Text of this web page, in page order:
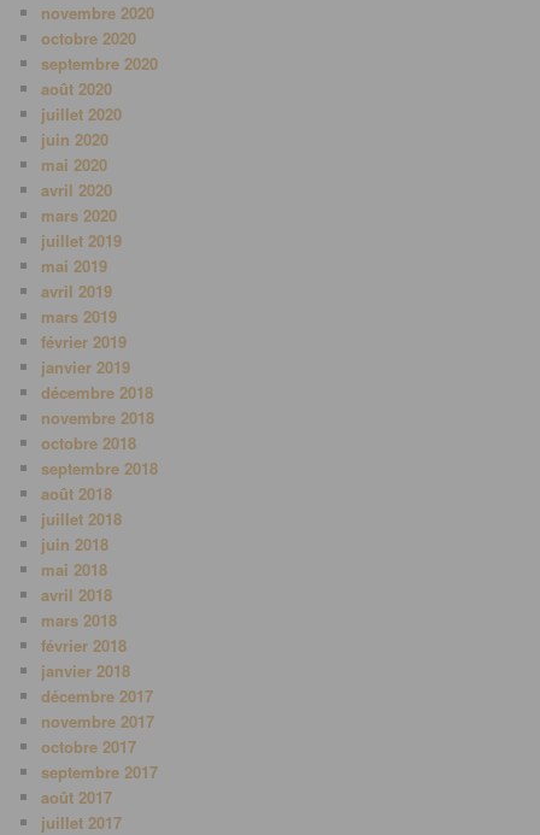
novembre 2020
octobre 2020
septembre 2020
août 2020
juillet 2020
juin 2020
mai 2020
avril 2020
mars 2020
juillet 2019
mai 2019
avril 2019
mars 2019
février 2019
janvier 2019
décembre 2018
novembre 2018
octobre 2018
septembre 2018
août 2018
juillet 2018
juin 2018
mai 2018
avril 2018
mars 2018
février 2018
janvier 2018
décembre 2017
novembre 2017
octobre 2017
septembre 2017
août 2017
juillet 2017